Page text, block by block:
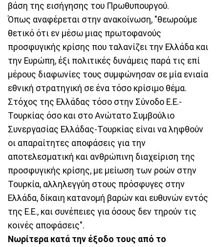
βάση της εισήγησης του Πρωθυπουργού.
Όπως αναφέρεται στην ανακοίνωση, "θεωρούμε
θετικό ότι εν μέσω μιας πρωτοφανούς
προσφυγικής κρίσης που ταλανίζει την Ελλάδα και
την Ευρώπη, έξι πολιτικές δυνάμεις παρά τις επί
μέρους διαφωνίες τους συμφώνησαν σε μία ενιαία
εθνική στρατηγική σε ένα τόσο κρίσιμο θέμα.
Στόχος της Ελλάδας τόσο στην Σύνοδο Ε.Ε.-
Τουρκίας όσο και στο Ανώτατο Συμβούλιο
Συνεργασίας Ελλάδας-Τουρκίας είναι να ληφθούν
οι απαραίτητες αποφάσεις για την
αποτελεσματική και ανθρώπινη διαχείριση της
προσφυγικής κρίσης, με μείωση των ροών στην
Τουρκία, αλληλεγγύη στους πρόσφυγες στην
Ελλάδα, δίκαιη κατανομή βαρών και ευθυνών εντός
της Ε.Ε., και συνέπειες για όσους δεν τηρούν τις
κοινές αποφάσεις".
Νωρίτερα κατά την έξοδο τους από το